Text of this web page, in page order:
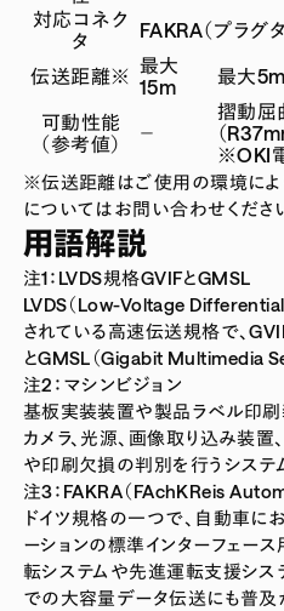
対応コネク
タ
FAKRA（プラグ
伝送距離※ 最大
15m
最大5m
可動性能
（参考値）
－
摺動屈
（
※OKI
※伝送距離はご使用の環境によ
についてはお問い合わせくださ
用語解説
注1：LVDS規格GVIFとGMSL
LVDS（Low-Voltage
されている高速伝送規格で、
とGMSL（Gigabit Multimedia
注2：マシンビジョン
基板実装装置や製品ラベル印刷
カメラ、光源、画像取り込み装
や印刷欠損の判別を行うシステ
注3：FAKRA（FAchKReis
ドイツ規格の一つで、自動車に
ーションの標準インターフェー
転システムや先進運転支援シス
での大容量データ伝送にも普及